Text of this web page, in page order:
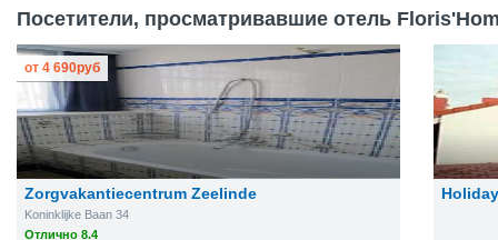
Посетители, просматривавшие отель
Zorgvakantiecentrum Zeelinde
Koninklijke Baan 34
Отлично 8.4
от 4 690руб